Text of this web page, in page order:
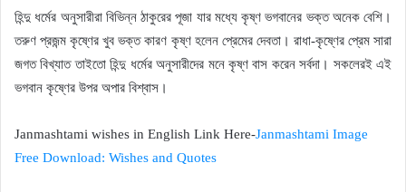
হিন্দু ধর্মের অনুসারীরা বিভিন্ন ঠাকুরের পূজা যার মধ্যে কৃষ্ণ ভগবানের ভক্ত অনেক বেশি।
তরুণ প্রজন্ম কৃষ্ণের খুব ভক্ত কারণ কৃষ্ণ হলেন প্রেমের দেবতা। রাধা-কৃষ্ণের প্রেম সারা
জগত বিখ্যাত তাইতো হিন্দু ধর্মের অনুসারীদের মনে কৃষ্ণ বাস করেন সর্বদা। সকলেরই এই
ভগবান কৃষ্ণের উপর অপার বিশ্বাস।
Janmashtami wishes in English Link Here-Janmashtami Image
Free Download: Wishes and Quotes